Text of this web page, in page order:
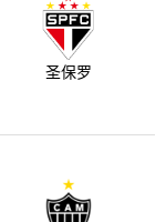
圣保罗